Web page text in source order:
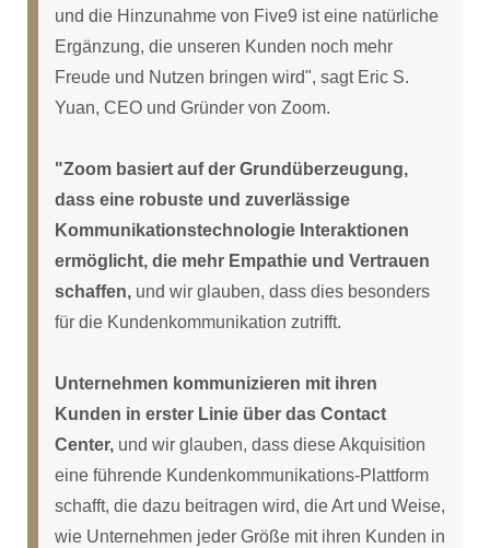
und die Hinzunahme von Five9 ist eine natürliche
Ergänzung, die unseren Kunden noch mehr
Freude und Nutzen bringen wird", sagt Eric S.
Yuan, CEO und Gründer von Zoom.
"Zoom basiert auf der Grundüberzeugung,
dass eine robuste und zuverlässige
Kommunikationstechnologie Interaktionen
ermöglicht, die mehr Empathie und Vertrauen
schaffen, und wir glauben, dass dies besonders
für die Kundenkommunikation zutrifft.
Unternehmen kommunizieren mit ihren
Kunden in erster Linie über das Contact
Center, und wir glauben, dass diese Akquisition
eine führende Kundenkommunikations-Plattform
schafft, die dazu beitragen wird, die Art und Weise,
wie Unternehmen jeder Größe mit ihren Kunden in